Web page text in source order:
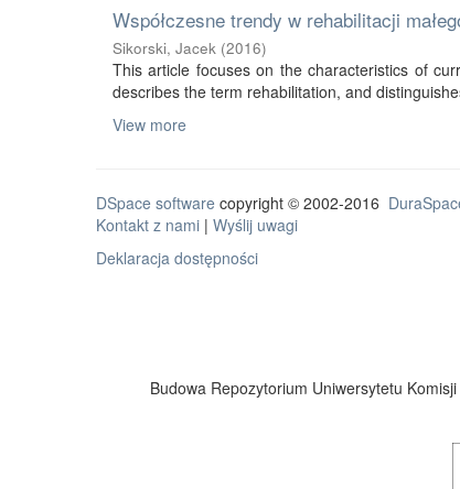
Współczesne trendy w rehabilitacji
Sikorski, Jacek (2016)
This article focuses on the characteristics of
describes the term rehabilitation, and
View more
DSpace software copyright © 2002-2016
Kontakt z nami | Wyślij uwagi
Deklaracja dostępności
Budowa Repozytorium Uniwersytetu